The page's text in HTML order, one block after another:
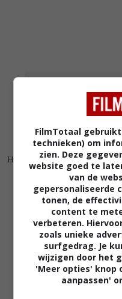
5,1
Hidden Agenda (2001)
FilmTotaal
technieken) om
zien. Deze
website goed te
van de
gepersonaliseerde
tonen, de
content te
verbeteren.
zoals unieke
surfgedrag. Je
wijzigen door het
'Meer opties' knop
aanpassen'